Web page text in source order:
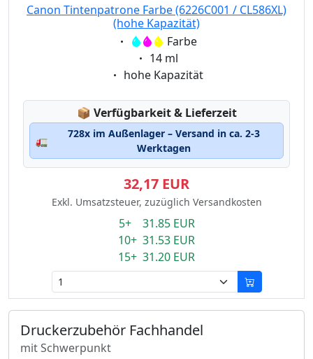
Canon Tintenpatrone Farbe (6226C001 / CL586XL)
(hohe Kapazität)
Eigenschaft:Farbe
Eigenschaft:
14 ml
Eigenschaft:
hohe Kapazität
📦 Lagerstatus:
Verfügbarkeit & Lieferzeit
🚛
728x im Außenlager – Versand in ca. 2-3
Werktagen
32,17 EUR
Exkl. Umsatzsteuer, zuzüglich Versandkosten
5+ 31.85 EUR
10+ 31.53 EUR
15+ 31.20 EUR
Druckerzubehör Fachhandel
mit Schwerpunkt